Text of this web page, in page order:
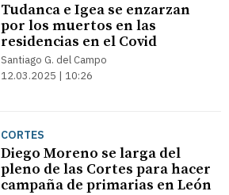
Tudanca e Igea se enzarzan
por los muertos en las
residencias en el Covid
Santiago G. del Campo
12.03.2025 | 10:26
CORTES
Diego Moreno se larga del
pleno de las Cortes para hacer
campaña de primarias en León